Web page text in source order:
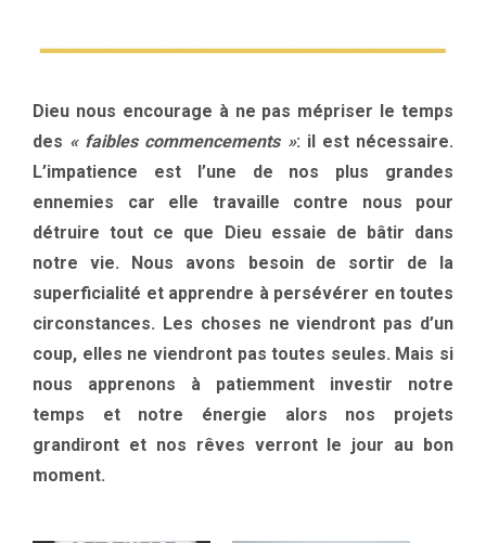
Dieu nous encourage à ne pas mépriser le temps
des « faibles commencements »: il est nécessaire.
L’impatience est l’une de nos plus grandes
ennemies car elle travaille contre nous pour
détruire tout ce que Dieu essaie de bâtir dans
notre vie. Nous avons besoin de sortir de la
superficialité et apprendre à persévérer en toutes
circonstances. Les choses ne viendront pas d’un
coup, elles ne viendront pas toutes seules. Mais si
nous apprenons à patiemment investir notre
temps et notre énergie alors nos projets
grandiront et nos rêves verront le jour au bon
moment.